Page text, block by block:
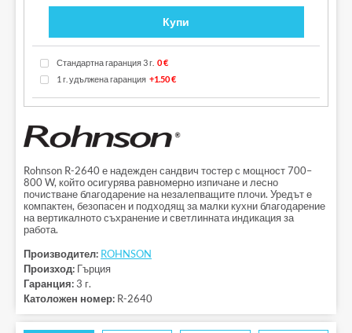
Купи
Стандартна гаранция 3 г. 0 €
1 г. удължена гаранция +1.50 €
Rohnson R-2640 е надежден сандвич тостер с мощност 700–
800 W, който осигурява равномерно изпичане и лесно
почистване благодарение на незалепващите плочи. Уредът е
компактен, безопасен и подходящ за малки кухни благодарение
на вертикалното съхранение и светлинната индикация за
работа.
Производител: ROHNSON
Произход: Гърция
Гаранция:3 г.
Католожен номер: R-2640